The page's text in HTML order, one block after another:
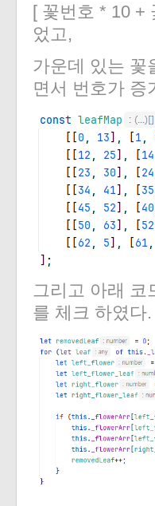
[ 꽃번호 * 10 +
었고,
가운데 있는 꽃
면서 번호가 증
그리고 아래 코
를 체크 하였다.